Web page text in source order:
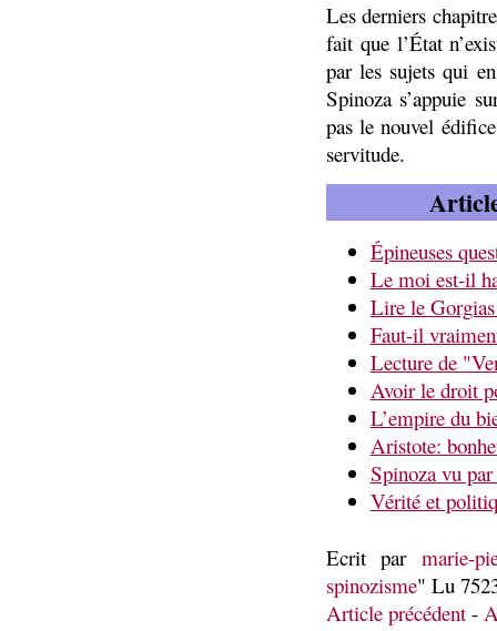
Les derniers
fait que l’État
par les sujets qui
Spinoza s’appuie
pas le nouvel
servitude.
Épineuses
Le moi est-il
Lire le
Faut-il
Lecture de
Avoir le droit
L’empire du
Aristote:
Spinoza vu
Vérité et
Ecrit par marie-
spinozisme" Lu
Article précédent-